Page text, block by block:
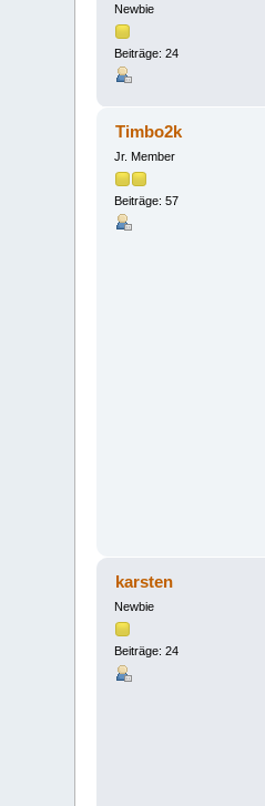
Newbie
Beiträge: 24
Timbo2k
Jr. Member
Beiträge: 57
karsten
Newbie
Beiträge: 24